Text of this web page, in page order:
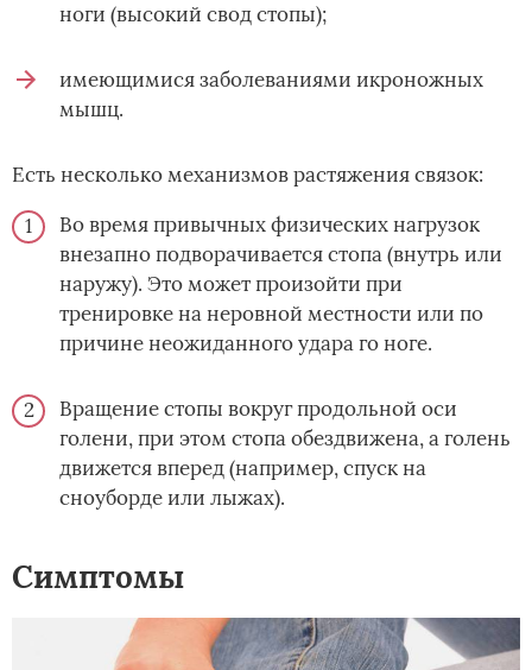
ноги (высокий свод стопы);
имеющимися заболеваниями икроножных
мышц.
Есть несколько механизмов растяжения связок:
Во время привычных физических нагрузок
внезапно подворачивается стопа (внутрь или
наружу). Это может произойти при
тренировке на неровной местности или по
причине неожиданного удара го ноге.
Вращение стопы вокруг продольной оси
голени, при этом стопа обездвижена, а голень
движется вперед (например, спуск на
сноуборде или лыжах).
Симптомы